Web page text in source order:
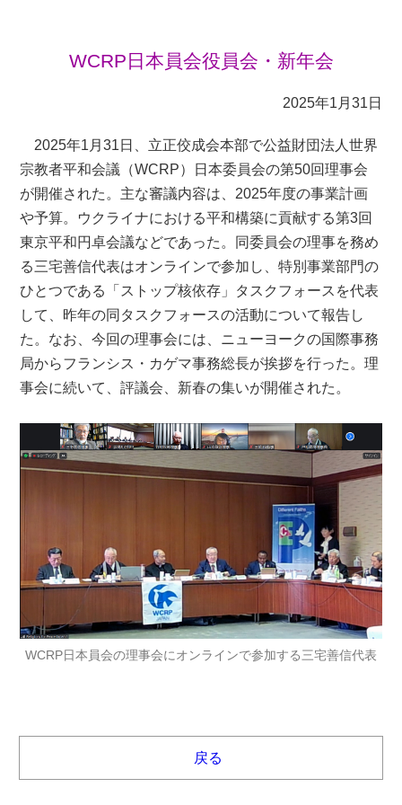
WCRP日本員会役員会・新年会
2025年1月31日
2025年1月31日、立正佼成会本部で公益財団法人世界
宗教者平和会議（WCRP）日本委員会の第50回理事会
が開催された。主な審議内容は、2025年度の事業計画
や予算。ウクライナにおける平和構築に貢献する第3回
東京平和円卓会議などであった。同委員会の理事を務め
る三宅善信代表はオンラインで参加し、特別事業部門の
ひとつである「ストップ核依存」タスクフォースを代表
して、昨年の同タスクフォースの活動について報告し
た。なお、今回の理事会には、ニューヨークの国際事務
局からフランシス・カゲマ事務総長が挨拶を行った。理
事会に続いて、評議会、新春の集いが開催された。
WCRP日本員会の理事会にオンラインで参加する三宅善信代表
戻る